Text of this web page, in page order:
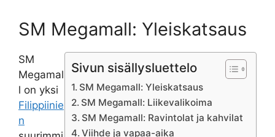
SM Megamall: Yleiskatsaus
Sivun sisällysluettelo
SM Megamall: Yleiskatsaus
SM Megamall: Liikevalikoima
SM Megamall: Ravintolat ja kahvilat
Viihde ja vapaa-aika
SM
Megamal
l on yksi
Filippiinie
n